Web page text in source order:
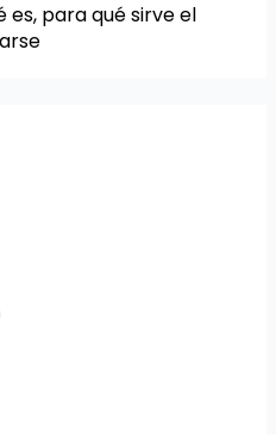
es, para qué sirve el